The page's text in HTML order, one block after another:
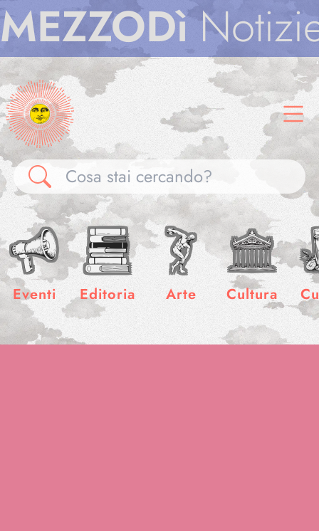
Notizie
Gallerie
Notizie
Shop
Eventi Editoria Arte Cultura